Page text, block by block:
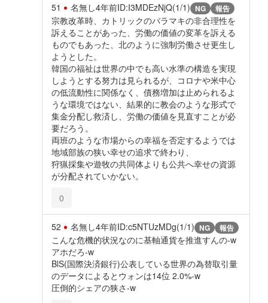
51 名無し4年前ID:I3MDEzNjQ(1/1) NG 報告
宗教改革時、カトリックのバラマキの非合理性を
訴えることがあった、労働の価値の変革を訴える
ものでもあった、北のように強制労働させ更生し
ようとした。
韓国の福祉は世界の中でも高い水準の構造を実現
しようとする努力は見られるが、コロナや米中心
の低流動性に関係なく、債務増加は止められるよ
うな環境ではない、結果的に教会のような形式で
集金分配し救済し、労働の価値を見直すことが必
要だろう。
両班のような市場からの幸福を否定するようでは
地域部族の狭い幸せの追求で終わり、
狩猟採集や遊牧の共同体よりも公共へ幸せの資源
が分配されていかない。
0
52 名無し4年前ID:c5NTUzMDg(1/1) NG 報告
こんな危機的状況なのに基軸通貨を推進すんの-w
アホだろ-w
BlS(国際決済銀行)公表している世界の為替取引量
のデータによるとウォンは14位 2.0%-w
圧倒的シェアの狭さ-w